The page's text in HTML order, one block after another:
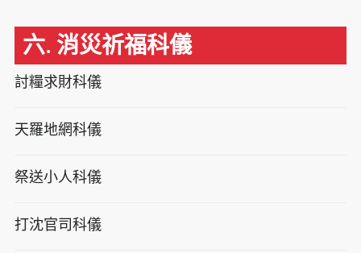
六. 消災祈福科儀
討糧求財科儀
天羅地網科儀
祭送小人科儀
打沈官司科儀